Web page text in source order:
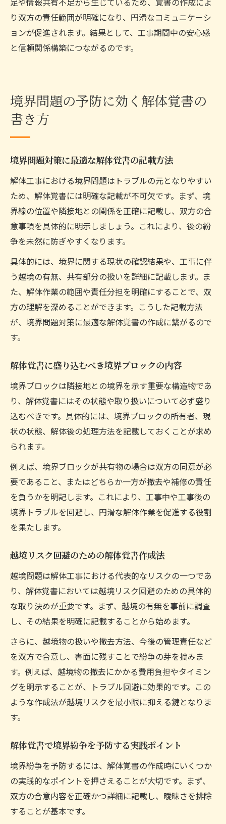
り双方の責任範囲が明確になり、円滑なコミュニケーシ
ョンが促進されます。結果として、工事期間中の安心感
と信頼関係構築につながるのです。
境界問題の予防に効く解体覚書の
書き方
境界問題対策に最適な解体覚書の記載方法
解体工事における境界問題はトラブルの元となりやすい
ため、解体覚書には明確な記載が不可欠です。まず、境
界線の位置や隣接地との関係を正確に記載し、双方の合
意事項を具体的に明示しましょう。これにより、後の紛
争を未然に防ぎやすくなります。
具体的には、境界に関する現状の確認結果や、工事に伴
う越境の有無、共有部分の扱いを詳細に記載します。ま
た、解体作業の範囲や責任分担を明確にすることで、双
方の理解を深めることができます。こうした記載方法
が、境界問題対策に最適な解体覚書の作成に繋がるので
す。
解体覚書に盛り込むべき境界ブロックの内容
境界ブロックは隣接地との境界を示す重要な構造物であ
り、解体覚書にはその状態や取り扱いについて必ず盛り
込むべきです。具体的には、境界ブロックの所有者、現
状の状態、解体後の処理方法を記載しておくことが求め
られます。
例えば、境界ブロックが共有物の場合は双方の同意が必
要であること、またはどちらか一方が撤去や補修の責任
を負うかを明記します。これにより、工事中や工事後の
境界トラブルを回避し、円滑な解体作業を促進する役割
を果たします。
越境リスク回避のための解体覚書作成法
越境問題は解体工事における代表的なリスクの一つであ
り、解体覚書においては越境リスク回避のための具体的
な取り決めが重要です。まず、越境の有無を事前に調査
し、その結果を明確に記載することから始めます。
さらに、越境物の扱いや撤去方法、今後の管理責任など
を双方で合意し、書面に残すことで紛争の芽を摘みま
す。例えば、越境物の撤去にかかる費用負担やタイミン
グを明示することが、トラブル回避に効果的です。この
ような作成法が越境リスクを最小限に抑える鍵となりま
す。
解体覚書で境界紛争を予防する実践ポイント
境界紛争を予防するには、解体覚書の作成時にいくつか
の実践的なポイントを押さえることが大切です。まず、
双方の合意内容を正確かつ詳細に記載し、曖昧さを排除
することが基本です。